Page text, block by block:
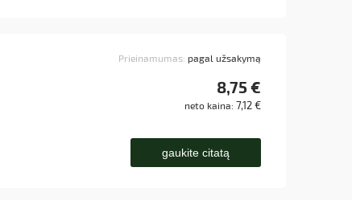
Prieinamumas: pagal užsakymą
8,75 €
neto kaina: 7,12 €
gaukite citatą